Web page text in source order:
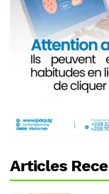
Articles